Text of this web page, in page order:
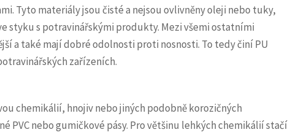
Tyto materiály jsou čisté a nejsou ovlivněny oleji nebo tuky,
styku s potravinářskými produkty. Mezi všemi ostatními
a také mají dobré odolnosti proti nosnosti. To tedy činí PU
zařízeních.
chemikálií, hnojiv nebo jiných podobně korozičných
PVC nebo gumičkové pásy. Pro většinu lehkých chemikálií stačí